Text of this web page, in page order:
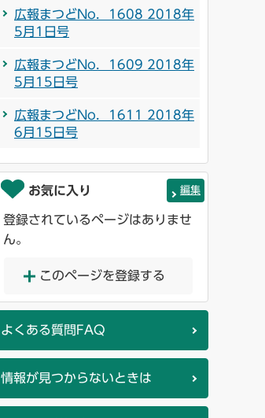
広報まつどNo．1608 2018年
5月1日号
広報まつどNo．1609 2018年
5月15日号
広報まつどNo．1611 2018年
6月15日号
お気に入り 編集
登録されているページはありませ
ん。
このページを登録する
よくある質問FAQ
情報が見つからないときは